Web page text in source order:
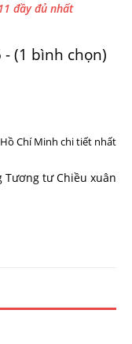
đầy đủ nhất
- (1 bình chọn)
Chí Minh chi tiết nhất